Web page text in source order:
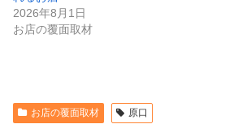
2026年8月1日
お店の覆面取材
お店の覆面取材 原口